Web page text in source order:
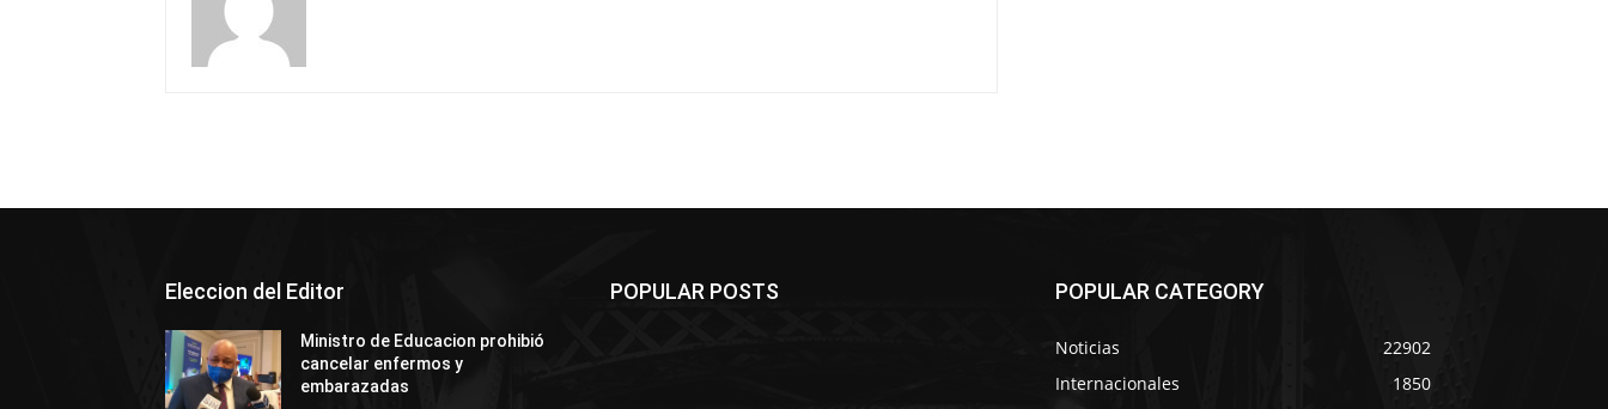
Eleccion del Editor
Ministro de Educacion prohibió
cancelar enfermos y
embarazadas
POPULAR POSTS POPULAR CATEGORY
Noticias
22902
Internacionales
1850